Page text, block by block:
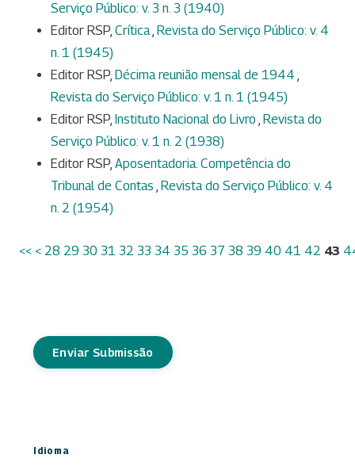
Serviço Público: v. 3 n. 3 (1940)
Editor RSP, Crítica, Revista do Serviço Público: v. 4
n. 1 (1945)
Editor RSP, Décima reunião mensal de 1944 ,
Revista do Serviço Público: v. 1 n. 1 (1945)
Editor RSP, Instituto Nacional do Livro , Revista do
Serviço Público: v. 1 n. 2 (1938)
Editor RSP, Aposentadoria. Competência do
Tribunal de Contas , Revista do Serviço Público: v. 4
n. 2 (1954)
<< < 28 29 30 31 32 33 34 35 36 37 38 39 40 41 42 43
Enviar Submissão
Idioma